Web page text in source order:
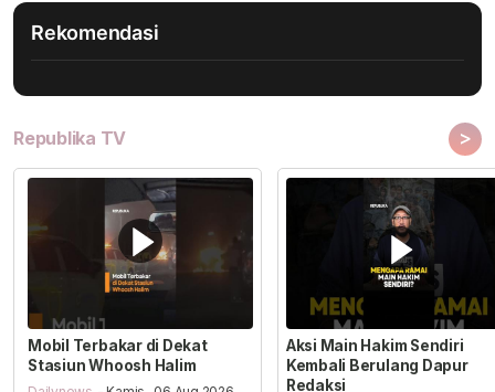
Rekomendasi
Republika TV >
Mobil Terbakar di Dekat
Stasiun Whoosh Halim
Aksi Main Hakim Sendiri
Kembali Berulang Dapur
Redaksi